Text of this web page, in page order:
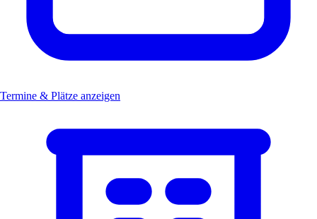
Termine & Plätze anzeigen